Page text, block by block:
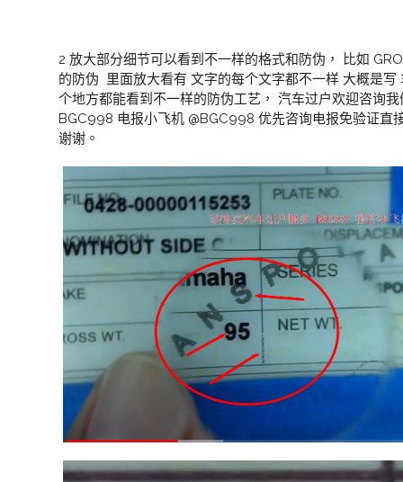
2 放大部分细节可以看到不一样的格式和防伪， 比如
的防伪 里面放大看有 文字的每个文字都不一样 大概是
个地方都能看到不一样的防伪工艺， 汽车过户欢迎咨询
BGC998 电报小飞机 @BGC998 优先咨询电报免验证直
谢谢。